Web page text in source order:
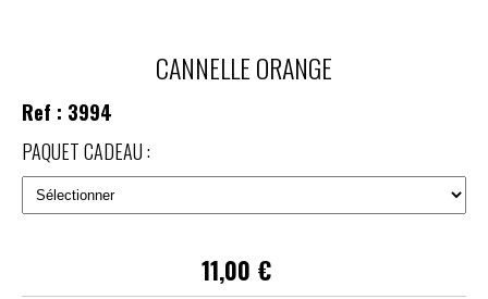
CANNELLE ORANGE
Ref : 3994
PAQUET CADEAU :
11,00 €